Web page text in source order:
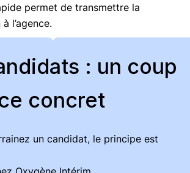
permet de transmettre la
l’agence.
: un coup
concret
un candidat, le principe est